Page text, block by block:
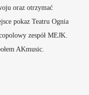
oraz otrzymać
pokaz Teatru Ognia
zespół MEJK.
AKmusic.